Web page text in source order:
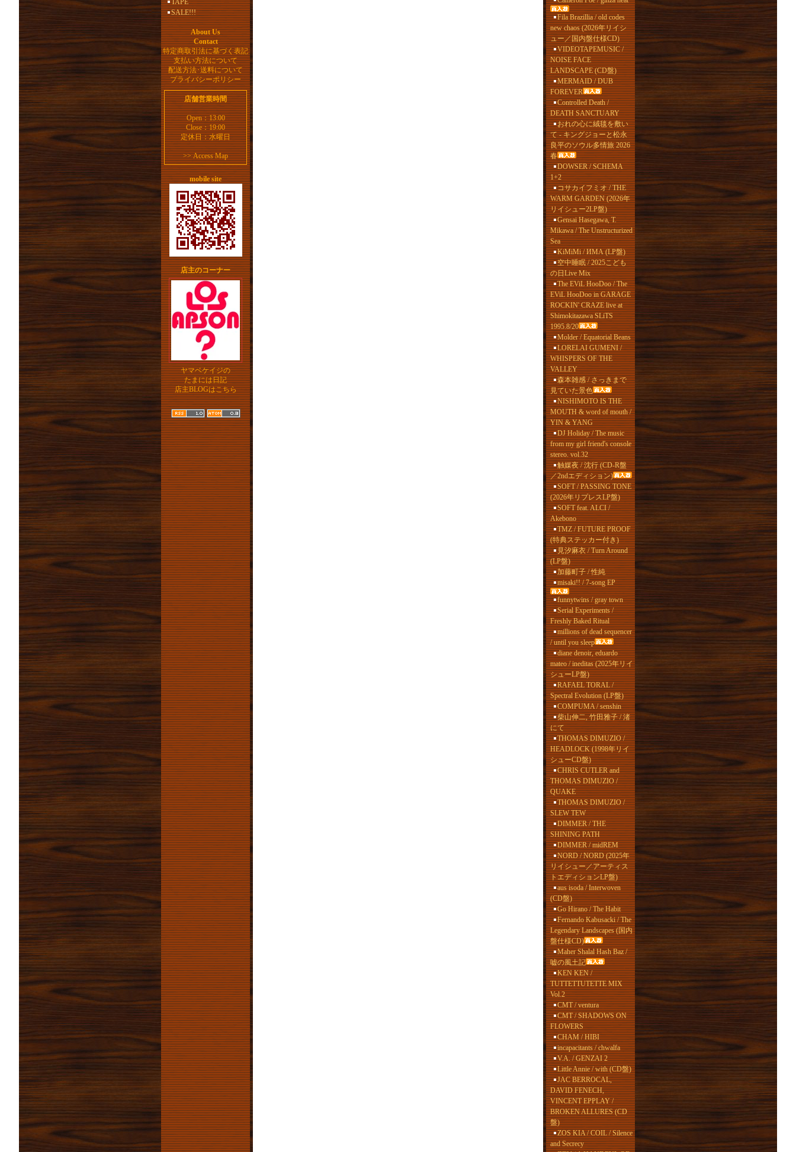
TAPE
SALE!!!
About Us
Contact
特定商取引法に基づく表記
支払い方法について
配送方法･送料について
プライバシーポリシー
店舗営業時間
Open：13:00
Close：19:00
定休日：水曜日
>>Access Map
mobile site
店主のコーナー
ヤマベケイジの
たまには日記
店主BLOGはこちら
Fila Brazillia / old codes
new chaos (2026年リイシ
ュー／国内盤仕様CD)
VIDEOTAPEMUSIC /
NOISE FACE
LANDSCAPE (CD盤)
MERMAID / DUB
FOREVER
Controlled Death /
DEATH SANCTUARY
おれの心に絨毯を敷い
て - キングジョーと松永
良平のソウル多情旅 2026
春
DOWSER / SCHEMA
1+2
コサカイフミオ / THE
WARM GARDEN (2026年
リイシュー2LP盤)
Gensai Hasegawa, T.
Mikawa / The Unstructurized
Sea
KiMiMi / ИМА (LP盤)
空中睡眠 / 2025こども
の日Live Mix
The EViL HooDoo / The
EViL HooDoo in GARAGE
ROCKIN' CRAZE live at
Shimokitazawa SLiTS
1995.8/20
Molder / Equatorial Beans
LORELAI GUMENI /
WHISPERS OF THE
VALLEY
森本雑感 / さっきまで
見ていた景色
NISHIMOTO IS THE
MOUTH & word of mouth /
YIN & YANG
DJ Holiday / The music
from my girl friend's console
stereo. vol.32
触媒夜 / 沈行 (CD-R盤
／2ndエディション)
SOFT / PASSING TONE
(2026年リプレスLP盤)
SOFT feat. ALCI /
Akebono
TMZ / FUTURE PROOF
(特典ステッカー付き)
見汐麻衣 / Turn Around
(LP盤)
加藤町子 / 性純
misaki!! / 7-song EP
funnytwins / gray town
Serial Experiments /
Freshly Baked Ritual
millions of dead sequencer
/ until you sleep
diane denoir, eduardo
mateo / ineditas (2025年リイ
シューLP盤)
RAFAEL TORAL /
Spectral Evolution (LP盤)
COMPUMA / senshin
柴山伸二, 竹田雅子 / 渚
にて
THOMAS DIMUZIO /
HEADLOCK (1998年リイ
シューCD盤)
CHRIS CUTLER and
THOMAS DIMUZIO /
QUAKE
THOMAS DIMUZIO /
SLEW TEW
DIMMER / THE
SHINING PATH
DIMMER / midREM
NORD / NORD (2025年
リイシュー／アーティス
トエディションLP盤)
aus isoda / Interwoven
(CD盤)
Go Hirano / The Habit
Fernando Kabusacki / The
Legendary Landscapes (国内
盤仕様CD)
Maher Shalal Hash Baz /
嘘の風土記
KEN KEN /
TUTTETTUTETTE MIX
Vol.2
CMT / ventura
CMT / SHADOWS ON
FLOWERS
CHAM / HIBI
incapacitants / chwalfa
V.A. / GENZAI 2
Little Annie / with (CD盤)
JAC BERROCAL,
DAVID FENECH,
VINCENT EPPLAY /
BROKEN ALLURES (CD
盤)
ZOS KIA / COIL / Silence
and Secrecy